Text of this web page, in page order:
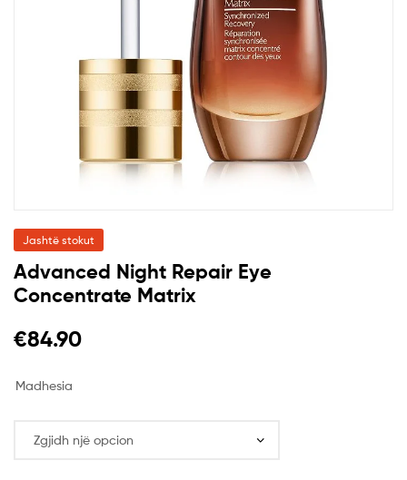
Jashtë stokut
Advanced Night Repair Eye
Concentrate Matrix
€84.90
Madhesia